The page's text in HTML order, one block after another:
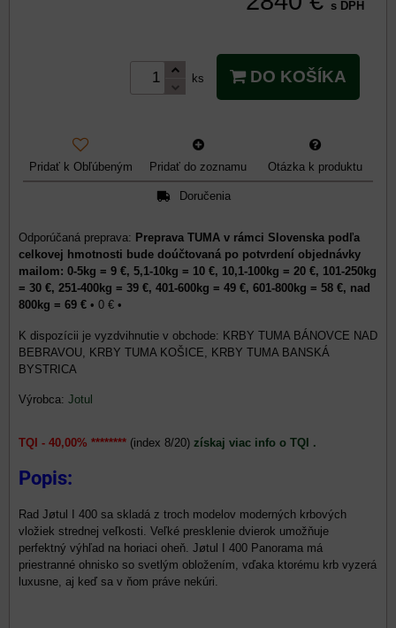
s DPH
ks DO KOŠÍKA
Pridať k Obľúbeným Pridať do zoznamu Otázka k produktu
Doručenia
Preprava TUMA v rámci Slovenska podľa
celkovej hmotnosti bude doúčtovaná po potvrdení objednávky
mailom: 0-5kg = 9 €, 5,1-10kg = 10 €, 10,1-100kg = 20 €, 101-250kg
= 30 €, 251-400kg = 39 €, 401-600kg = 49 €, 601-800kg = 58 €, nad
800kg = 69 € • 0 € •
KRBY TUMA BÁNOVCE NAD
BEBRAVOU, KRBY TUMA KOŠICE, KRBY TUMA BANSKÁ
BYSTRICA
Výrobca: Jotul
TQI - 40,00% ******** (index 8/20) získaj viac info o TQI .
Popis:
Rad Jøtul I 400 sa skladá z troch modelov moderných krbových
vložiek strednej veľkosti. Veľké presklenie dvierok umožňuje
perfektný výhľad na horiaci oheň. Jøtul I 400 Panorama má
priestranné ohnisko so svetlým obložením, vďaka ktorému krb vyzerá
luxusne, aj keď sa v ňom práve nekúri.